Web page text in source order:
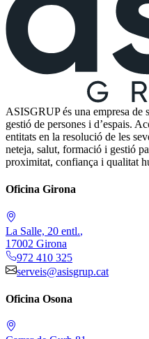
ASISGRUP és una empresa de
gestió de persones i d’espais.
entitats en la resolució de les
neteja, salut, formació i gestió
proximitat, confiança i qualitat
Oficina Girona
La Salle, 20 entl.,
17002 Girona
972 410 325
serveis@asisgrup.cat
Oficina Osona